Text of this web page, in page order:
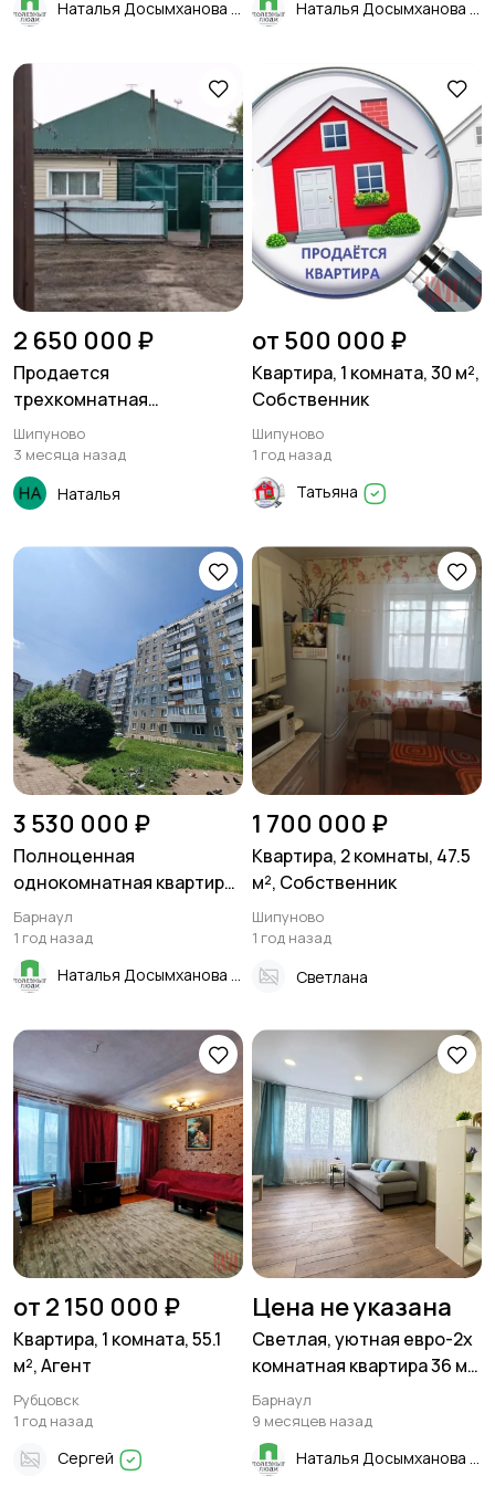
Наталья Досымханова Наталья Досымханова
2 650 000 ₽
Продается
трехкомнатная
благоустроенная
квартира в
двухквартирном доме
Шипуново
3 месяца назад
Наталья
от 500 000 ₽
Квартира, 1 комната, 30 м²,
Собственник
Шипуново
1 год назад
Татьяна
3 530 000 ₽
Полноценная
однокомнатная квартира!
В Индустриальном
районе!
Барнаул
1 год назад
Наталья Досымханова
1 700 000 ₽
Квартира, 2 комнаты, 47.5
м², Собственник
Шипуново
1 год назад
Светлана
от 2 150 000 ₽
Квартира, 1 комната, 55.1
м², Агент
Рубцовск
1 год назад
Сергей
Цена не указана
Светлая, уютная евро-2х
комнатная квартира 36 м²
в Барнауле, Суворова 12 к
1
Барнаул
9 месяцев назад
Наталья Досымханова